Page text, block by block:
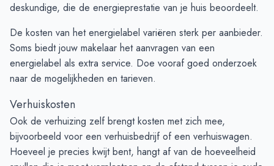
deskundige, die de energieprestatie van je huis beoordeelt.
De kosten van het energielabel variëren sterk per aanbieder.
Soms biedt jouw makelaar het aanvragen van een
energielabel als extra service. Doe vooraf goed onderzoek
naar de mogelijkheden en tarieven.
Verhuiskosten
Ook de verhuizing zelf brengt kosten met zich mee,
bijvoorbeeld voor een verhuisbedrijf of een verhuiswagen.
Hoeveel je precies kwijt bent, hangt af van de hoeveelheid